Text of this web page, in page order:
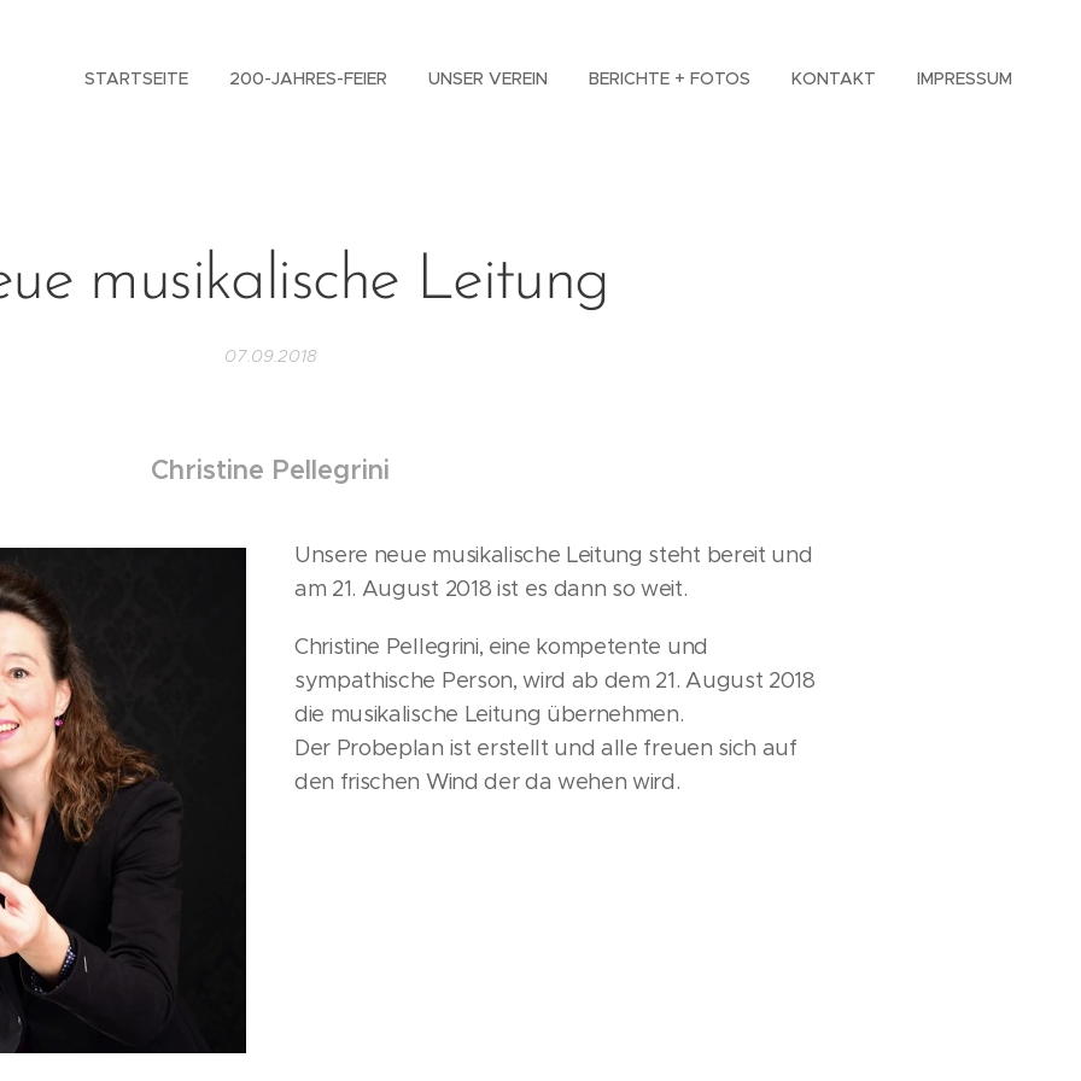
STARTSEITE 200-JAHRES-FEIER UNSER VEREIN BERICHTE + FOTOS KONTAKT IMPRESSUM
musikalische Leitung
07.09.2018
Christine Pellegrini
Unsere neue musikalische Leitung steht bereit und
am 21. August 2018 ist es dann so weit.
Christine Pellegrini, eine kompetente und
sympathische Person, wird ab dem 21. August 2018
die musikalische Leitung übernehmen.
Der Probeplan ist erstellt und alle freuen sich auf
den frischen Wind der da wehen wird.